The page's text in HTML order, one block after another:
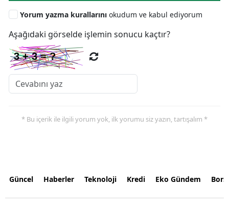
Yorum yazma kurallarını okudum ve kabul ediyorum
Aşağıdaki görselde işlemin sonucu kaçtır?
* Bu içerik ile ilgili yorum yok, ilk yorumu siz yazın, tartışalım *
Güncel Haberler Teknoloji Kredi Eko Gündem